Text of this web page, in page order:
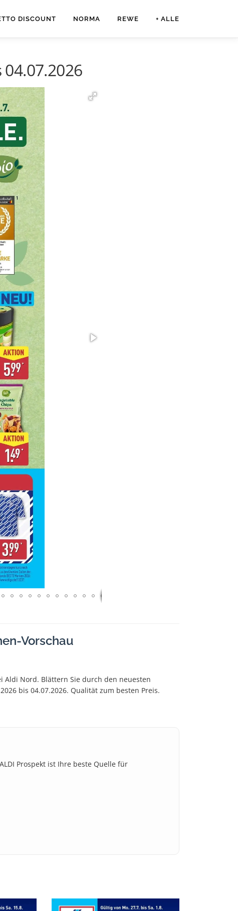
DISCOUNT NORMA REWE + ALLE
Vorschau
Aldi Nord. Blättern Sie durch den neuesten
bis 04.07.2026. Qualität zum besten Preis.
Prospekt ist Ihre beste Quelle für